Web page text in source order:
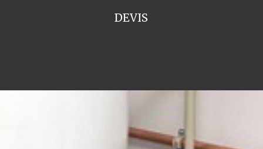
DEVIS